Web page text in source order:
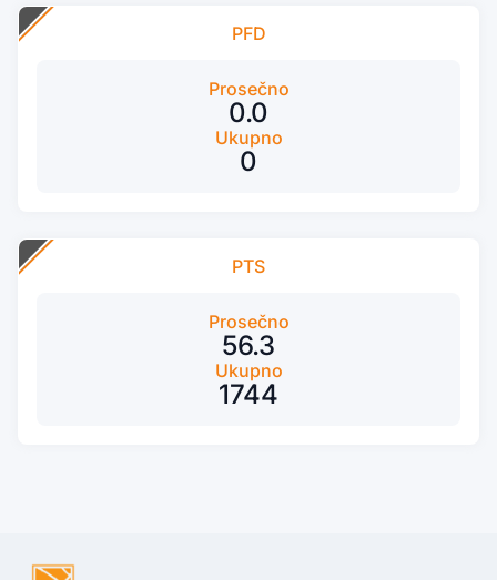
PFD
Prosečno
0.0
Ukupno
0
PTS
Prosečno
56.3
Ukupno
1744